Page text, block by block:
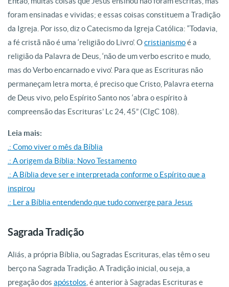
foram ensinadas e vividas; e essas coisas constituem a Tradição
da Igreja. Por isso, diz o Catecismo da Igreja Católica: “Todavia,
a fé cristã não é uma ‘religião do Livro’. Ocristianismoé a
religião da Palavra de Deus, ‘não de um verbo escrito e mudo,
mas do Verbo encarnado e vivo’. Para que as Escrituras não
permaneçam letra morta, é preciso que Cristo, Palavra eterna
de Deus vivo, pelo Espírito Santo nos ‘abra o espírito à
compreensão das Escrituras’ Lc 24, 45” (CIgC 108).
Leia mais:
.: Como viver o mês da Bíblia
.: A origem da Bíblia: Novo Testamento
.: A Bíblia deve ser e interpretada conforme o Espírito que a
inspirou
.: Ler a Bíblia entendendo que tudo converge para Jesus
Sagrada Tradição
Aliás, a própria Bíblia, ou Sagradas Escrituras, elas têm o seu
berço na Sagrada Tradição. A Tradição inicial, ou seja, a
pregação dos apóstolos , é anterior à Sagradas Escrituras e